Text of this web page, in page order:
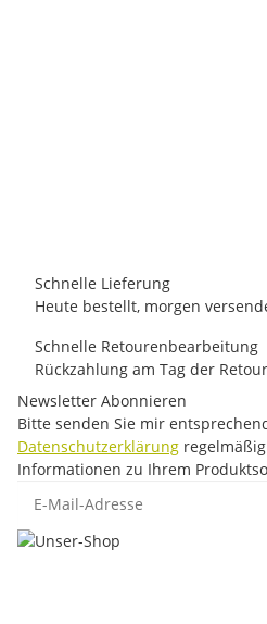
Schnelle Lieferung
Heute bestellt, morgen
Schnelle Retourenbearbeitung
Rückzahlung am Tag der
Newsletter Abonnieren
Bitte senden Sie mir
Datenschutzerklärung
Informationen zu Ihrem